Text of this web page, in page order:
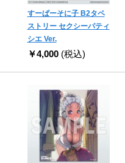
すーぱーそに子 B2タペ
ストリー セクシーパティ
シエ Ver.
￥4,000 (税込)